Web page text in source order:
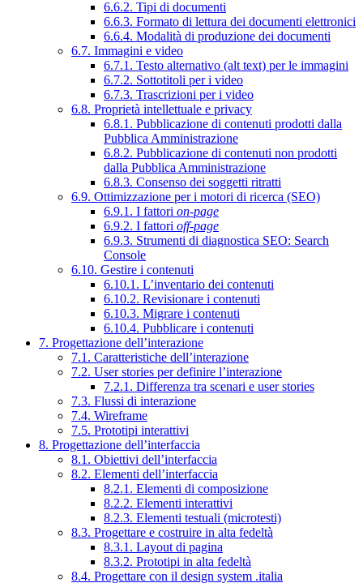
6.6.2. Tipi di documenti
6.6.3. Formato di lettura dei documenti elettronici
6.6.4. Modalità di produzione dei documenti
6.7. Immagini e video
6.7.1. Testo alternativo (alt text) per le immagini
6.7.2. Sottotitoli per i video
6.7.3. Trascrizioni per i video
6.8. Proprietà intellettuale e privacy
6.8.1. Pubblicazione di contenuti prodotti dalla
Pubblica Amministrazione
6.8.2. Pubblicazione di contenuti non prodotti
dalla Pubblica Amministrazione
6.8.3. Consenso dei soggetti ritratti
6.9. Ottimizzazione per i motori di ricerca (SEO)
6.9.1. I fattori on-page
6.9.2. I fattori off-page
6.9.3. Strumenti di diagnostica SEO: Search
Console
6.10. Gestire i contenuti
6.10.1. L’inventario dei contenuti
6.10.2. Revisionare i contenuti
6.10.3. Migrare i contenuti
6.10.4. Pubblicare i contenuti
7. Progettazione dell’interazione
7.1. Caratteristiche dell’interazione
7.2. User stories per definire l’interazione
7.2.1. Differenza tra scenari e user stories
7.3. Flussi di interazione
7.4. Wireframe
7.5. Prototipi interattivi
8. Progettazione dell’interfaccia
8.1. Obiettivi dell’interfaccia
8.2. Elementi dell’interfaccia
8.2.1. Elementi di composizione
8.2.2. Elementi interattivi
8.2.3. Elementi testuali (microtesti)
8.3. Progettare e costruire in alta fedeltà
8.3.1. Layout di pagina
8.3.2. Prototipi in alta fedeltà
8.4. Progettare con il design system .italia